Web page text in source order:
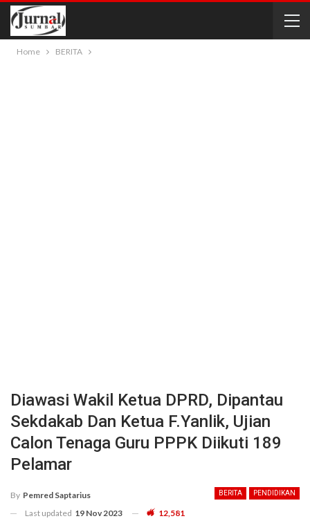
Home BERITA
Diawasi Wakil Ketua DPRD, Dipantau
Sekdakab Dan Ketua F.Yanlik, Ujian
Calon Tenaga Guru PPPK Diikuti 189
Pelamar
BERITA PENDIDIKAN
By Pemred Saptarius
Last updated 19 Nov 2023 12,581